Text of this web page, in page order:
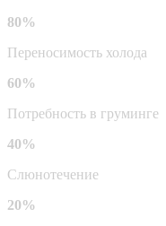
80%
Переносимость холода
60%
Потребность в груминге
40%
Слюнотечение
20%